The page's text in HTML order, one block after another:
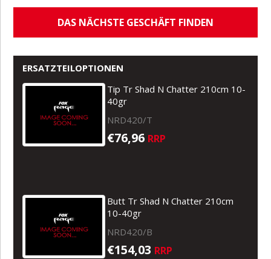
DAS NÄCHSTE GESCHÄFT FINDEN
ERSATZTEILOPTIONEN
Tip Tr Shad N Chatter 210cm 10-
40gr
NRD420/T
€76,96 RRP
Butt Tr Shad N Chatter 210cm
10-40gr
NRD420/B
€154,03 RRP